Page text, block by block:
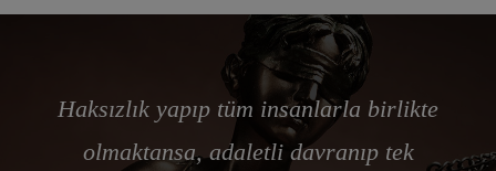
Haksızlık yapıp tüm insanlarla birlikte
olmaktansa, adaletli davranıp tek